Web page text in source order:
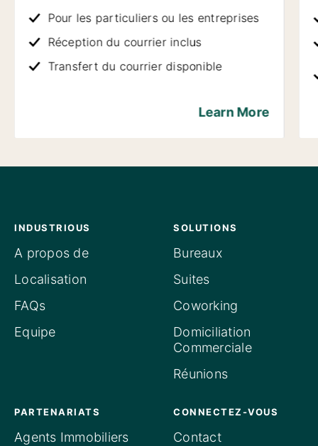
Pour les particuliers ou les entreprises
Réception du courrier inclus
Transfert du courrier disponible
Learn More
INDUSTRIOUS
A propos de
Localisation
FAQs
Equipe
SOLUTIONS
Bureaux
Suites
Coworking
Domiciliation
Commerciale
Réunions
PARTENARIATS
Agents Immobiliers
CONNECTEZ-VOUS
Contact